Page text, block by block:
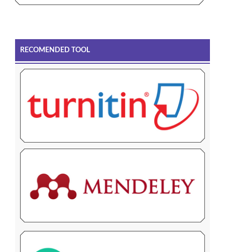
RECOMENDED TOOL